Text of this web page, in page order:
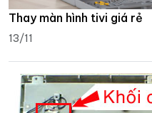
Thay màn hình tivi giá rẻ
13/11